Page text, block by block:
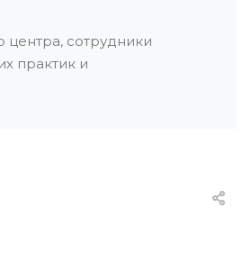
сотрудники
практик и